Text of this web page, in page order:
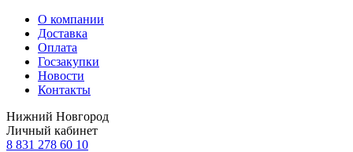
О компании
Доставка
Оплата
Госзакупки
Новости
Контакты
Нижний Новгород
Личный кабинет
8 831 278 60 10